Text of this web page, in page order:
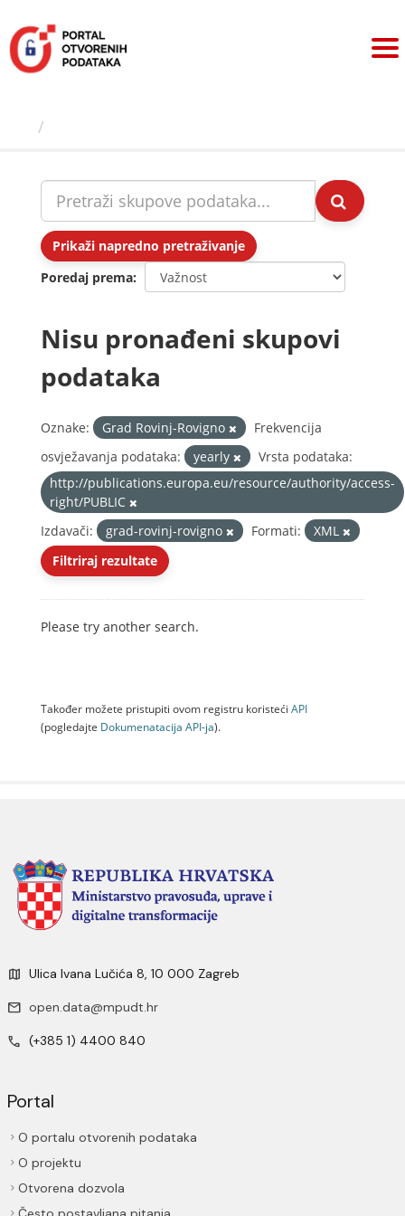
sadržaj
Prikaži napredno pretraživanje
Poredaj prema
Nisu pronađeni skupovi
podataka
Oznake: Grad Rovinj-Rovigno
Frekvencija
osvježavanja podataka:
yearly
Vrsta podataka:
http://publications.europa.eu/resource/authority/access-
right/PUBLIC
Izdavači:
grad-rovinj-rovigno Formati:
XML
Filtriraj rezultate
Please try another search.
Također možete pristupiti ovom registru koristeći API
(pogledajte Dokumenаtаcijа API-jа).